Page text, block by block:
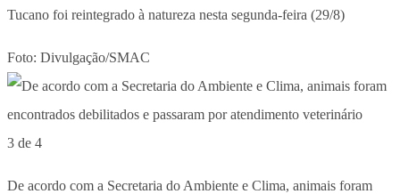
Tucano foi reintegrado à natureza nesta segunda-feira (29/8)
Foto: Divulgação/SMAC
3 de 4
De acordo com a Secretaria do Ambiente e Clima, animais foram